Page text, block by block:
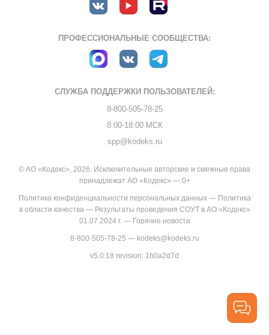
ПРОФЕССИОНАЛЬНЫЕ СООБЩЕСТВА:
СЛУЖБА ПОДДЕРЖКИ ПОЛЬЗОВАТЕЛЕЙ:
8-800-505-78-25
8:00-18:00 МСК
spp@kodeks.ru
© АО «Кодекс», 2026. Исключительные авторские и смежные права
принадлежат АО «Кодекс» — 0+
Политика конфиденциальности персональных данных— Политика
в области качества— Результаты проведения СОУТ в АО «Кодекс»
01.07.2024 г.— Горячие новости
8-800-505-78-25 — kodeks@kodeks.ru
v5.0.18 revision: 1b0a2d7d